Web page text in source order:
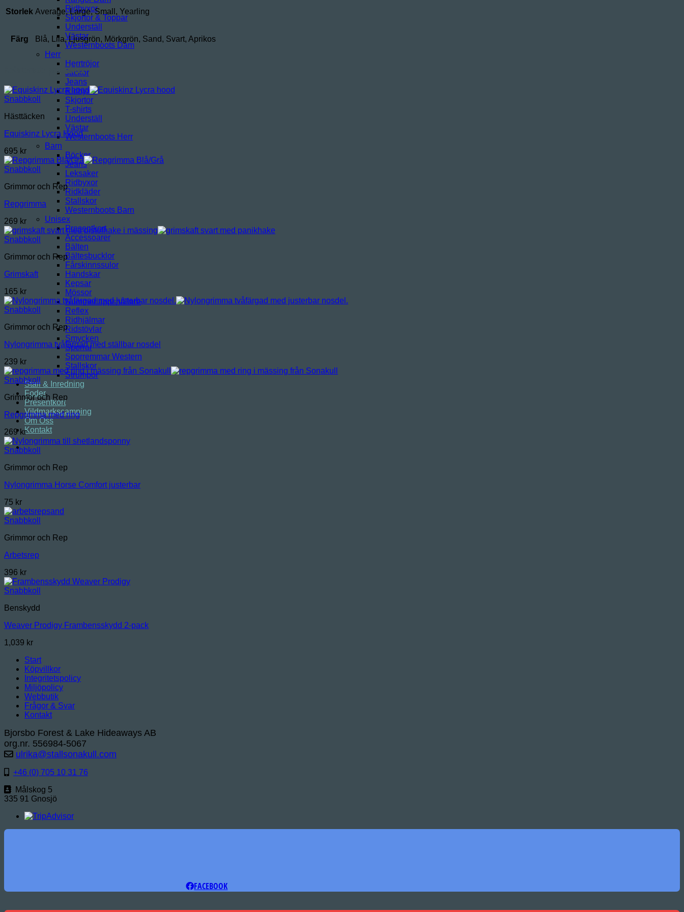
Ridbyxor
Skjortor & Toppar
Underställ
Västar
Westernboots Dam
Herr
Herrtröjor
Jackor
Jeans
Ridbyxor
Skjortor
T-shirts
Underställ
Västar
Westernboots Herr
Barn
Böcker
Jeans
Leksaker
Ridbyxor
Ridkläder
Stallskor
Westernboots Barn
Unisex
Presentkort
Accessoarer
Bälten
Bältesbucklor
Fårskinnssulor
Handskar
Kepsar
Mössor
Nummerlappshållare
Reflex
Ridhjälmar
Ridstövlar
Smycken
Sporrar
Sporremmar Western
Stallskor
Strumpor
Stall & Inredning
Foder
Presentkort
Vildmarkscamping
Om Oss
Kontakt
Storlek Average, Large, Small, Yearling
Färg Blå, Lila, Ljusgrön, Mörkgrön, Sand, Svart, Aprikos
Relaterade produkter
Snabbkoll
Hästtäcken
Equiskinz Lycra Hood
695 kr
Snabbkoll
Grimmor och Rep
Repgrimma
269 kr
Snabbkoll
Grimmor och Rep
Grimskaft
165 kr
Snabbkoll
Grimmor och Rep
Nylongrimma tvåfärgad med ställbar nosdel
239 kr
Snabbkoll
Grimmor och Rep
Repgrimma med ring
269 kr
Snabbkoll
Grimmor och Rep
Nylongrimma Horse Comfort justerbar
75 kr
Snabbkoll
Grimmor och Rep
Arbetsrep
396 kr
Snabbkoll
Benskydd
Weaver Prodigy Frambensskydd 2-pack
1,039 kr
Start
Köpvillkor
Integritetspolicy
Miljöpolicy
Webbutik
Frågor & Svar
Kontakt
Bjorsbo Forest & Lake Hideaways AB
org.nr. 556984-5067
ulrika@stallsonakull.com
+46 (0) 705 10 31 76
Målskog 5
335 91 Gnosjö
FACEBOOK